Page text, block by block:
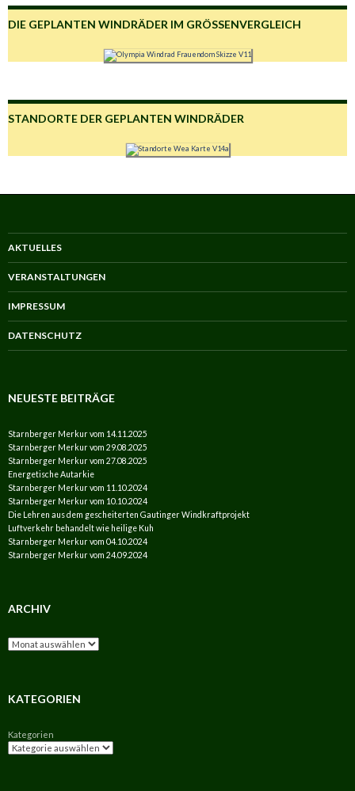
DIE GEPLANTEN WINDRÄDER IM GRÖSSENVERGLEICH
STANDORTE DER GEPLANTEN WINDRÄDER
AKTUELLES
VERANSTALTUNGEN
IMPRESSUM
DATENSCHUTZ
NEUESTE BEITRÄGE
Starnberger Merkur vom 14.11.2025
Starnberger Merkur vom 29.08.2025
Starnberger Merkur vom 27.08.2025
Energetische Autarkie
Starnberger Merkur vom 11.10.2024
Starnberger Merkur vom 10.10.2024
Die Lehren aus dem gescheiterten Gautinger Windkraftprojekt
Luftverkehr behandelt wie heilige Kuh
Starnberger Merkur vom 04.10.2024
Starnberger Merkur vom 24.09.2024
ARCHIV
Archiv
KATEGORIEN
Kategorien